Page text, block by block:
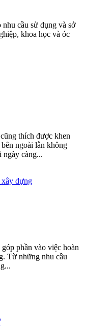
cầu sử dụng và sở
khoa học và óc
thích được khen
ngoài lẫn không
ngày càng...
phần vào việc hoàn
Từ những nhu cầu